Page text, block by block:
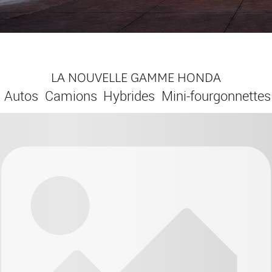
LA NOUVELLE GAMME HONDA
Autos Camions Hybrides Mini-fourgonnettes